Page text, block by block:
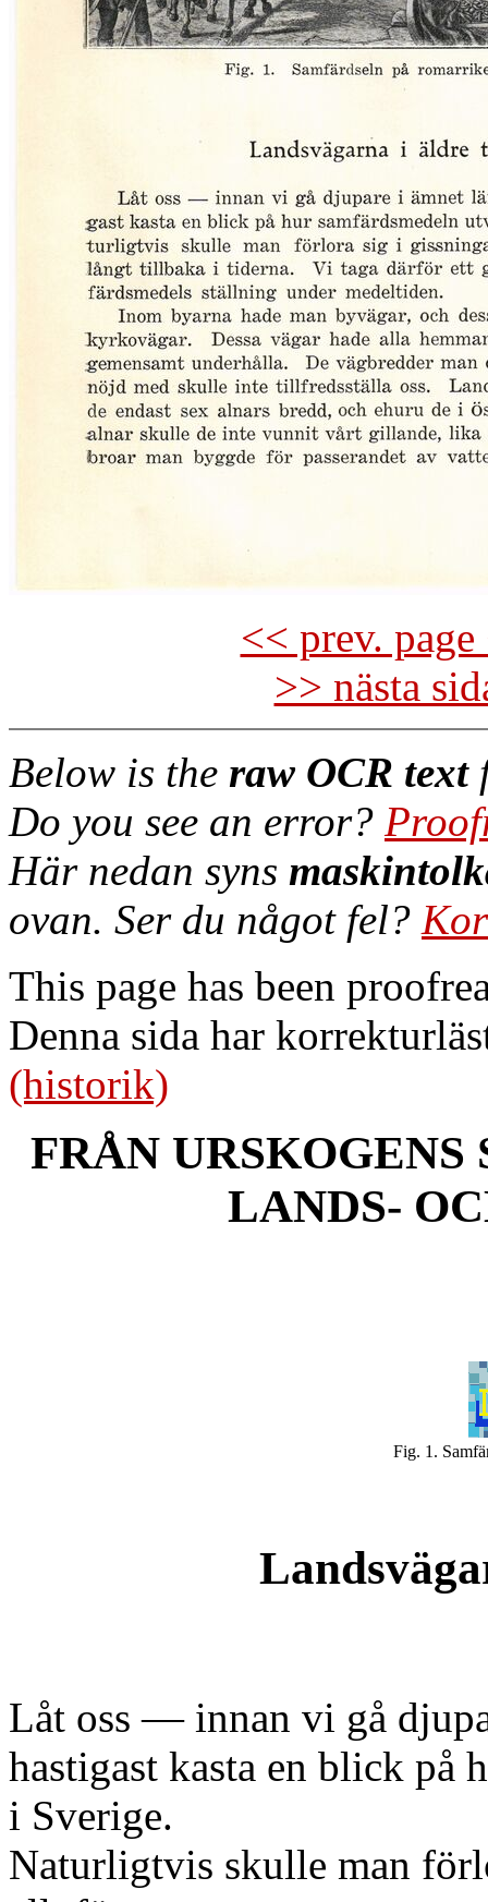
<< prev.
>> nästa
Below is the raw OCR text
Do you see an error?
Här nedan syns
ovan. Ser du något fel?
This page has been
Denna sida har
(historik)
FRÅN
LANDS-
Fig. 1.
Låt oss — innan vi gå
hastigast kasta en blick på
i Sverige.
Naturligtvis skulle man